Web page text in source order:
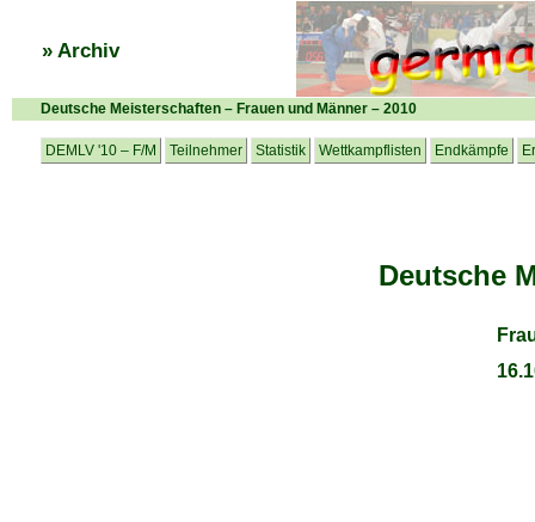
» Archiv
Deutsche Meisterschaften – Frauen und Männer – 2010
DEMLV '10 – F/M Teilnehmer Statistik Wettkampflisten Endkämpfe
Deutsche